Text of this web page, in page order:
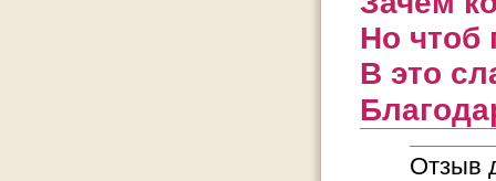
Но чтоб
В это
Отзыв